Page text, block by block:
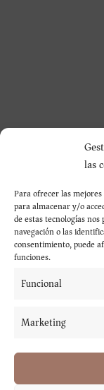
las
Para ofrecer las
para almacenar y/o
de estas tecnologías
navegación o las
consentimiento, puede
funciones.
Funcional
Marketing
Ontalba